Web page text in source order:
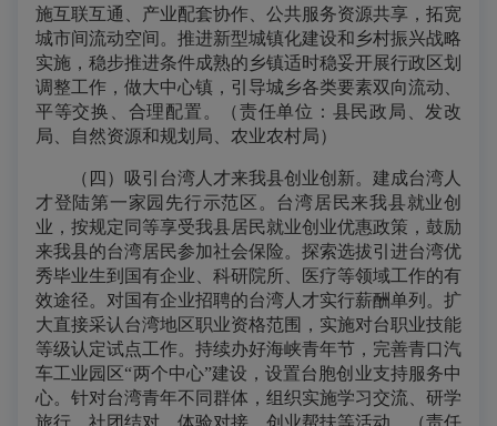
施互联互通、产业配套协作、公共服务资源共享，拓宽
城市间流动空间。推进新型城镇化建设和乡村振兴战略
实施，稳步推进条件成熟的乡镇适时稳妥开展行政区划
调整工作，做大中心镇，引导城乡各类要素双向流动、
平等交换、合理配置。（责任单位：县民政局、发改
局、自然资源和规划局、农业农村局）
（四）吸引台湾人才来我县创业创新。建成台湾人
才登陆第一家园先行示范区。台湾居民来我县就业创
业，按规定同等享受我县居民就业创业优惠政策，鼓励
来我县的台湾居民参加社会保险。探索选拔引进台湾优
秀毕业生到国有企业、科研院所、医疗等领域工作的有
效途径。对国有企业招聘的台湾人才实行薪酬单列。扩
大直接采认台湾地区职业资格范围，实施对台职业技能
等级认定试点工作。持续办好海峡青年节，完善青口汽
车工业园区“两个中心”建设，设置台胞创业支持服务中
心。针对台湾青年不同群体，组织实施学习交流、研学
旅行、社团结对、体验对接、创业帮扶等活动。（责任